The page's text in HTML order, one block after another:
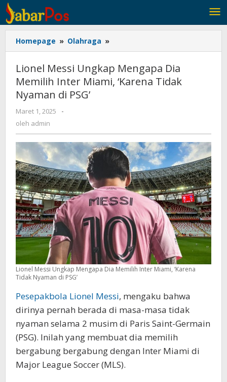
Lewati
ke
konten
Homepage » Olahraga »
Messi
Mengapa
Dia
Tidak
Nyaman
di
PSG’
Lionel Messi Ungkap Mengapa Dia
Memilih Inter Miami, ‘Karena Tidak
Nyaman di PSG’
Maret 1, 2025
oleh
-
oleh admin
Lionel Messi Ungkap Mengapa Dia Memilih Inter Miami, ‘Karena
Tidak Nyaman di PSG’
Pesepakbola Lionel Messi, mengaku bahwa
dirinya pernah berada di masa-masa tidak
nyaman selama 2 musim di Paris Saint-Germain
(PSG). Inilah yang membuat dia memilih
bergabung bergabung dengan Inter Miami di
Major League Soccer (MLS).